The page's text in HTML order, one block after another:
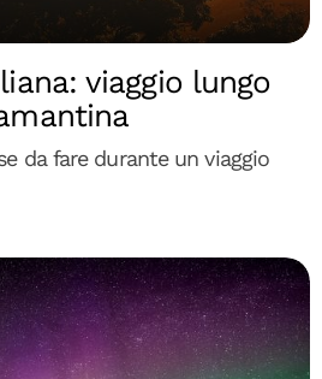
viaggio lungo
da fare durante un viaggio